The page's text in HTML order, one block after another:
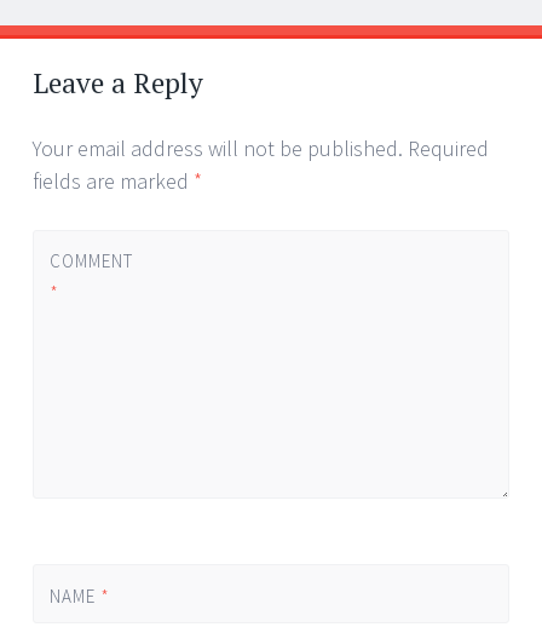
Post
navigation
←
→
Leave a Reply
Your email address will not be published. Required
fields are marked *
COMMENT
*
NAME *